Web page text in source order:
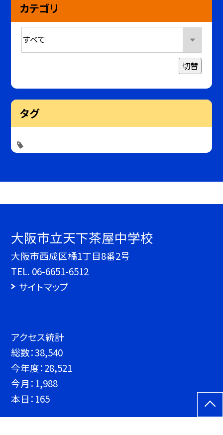
カテゴリ
切替
タグ
大阪市立天下茶屋中学校
大阪市西成区橘1丁目8番2号
TEL. 06-6651-6512
サイトマップ
アクセス統計
総数：38,540
今年度：28,521
今月： 1,988
本日： 165